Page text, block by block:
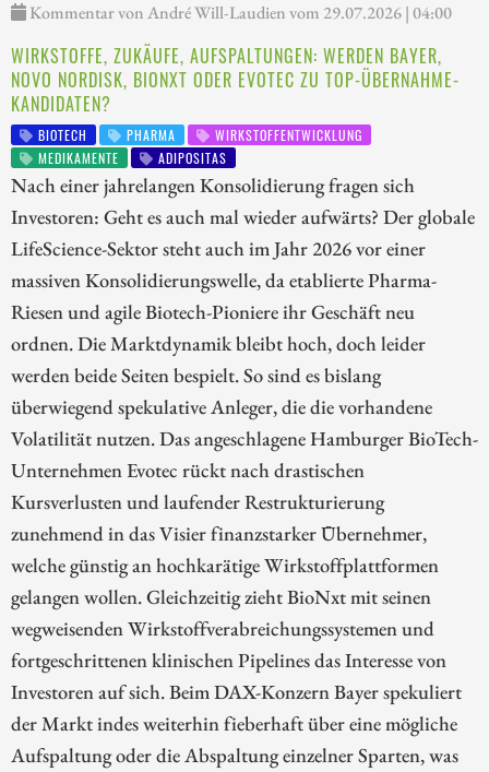
Kommentar von André Will-Laudien vom 29.07.2026 | 04:00
WIRKSTOFFE, ZUKÄUFE, AUFSPALTUNGEN: WERDEN BAYER,
NOVO NORDISK, BIONXT ODER EVOTEC ZU TOP-ÜBERNAHME-
KANDIDATEN?
BIOTECH PHARMA
WIRKSTOFFENTWICKLUNG
MEDIKAMENTE
ADIPOSITAS
Nach einer jahrelangen Konsolidierung fragen sich
Investoren: Geht es auch mal wieder aufwärts? Der globale
LifeScience-Sektor steht auch im Jahr 2026 vor einer
massiven Konsolidierungswelle, da etablierte Pharma-
Riesen und agile Biotech-Pioniere ihr Geschäft neu
ordnen. Die Marktdynamik bleibt hoch, doch leider
werden beide Seiten bespielt. So sind es bislang
überwiegend spekulative Anleger, die die vorhandene
Volatilität nutzen. Das angeschlagene Hamburger BioTech-
Unternehmen Evotec rückt nach drastischen
Kursverlusten und laufender Restrukturierung
zunehmend in das Visier finanzstarker Übernehmer,
welche günstig an hochkarätige Wirkstoffplattformen
gelangen wollen. Gleichzeitig zieht BioNxt mit seinen
wegweisenden Wirkstoffverabreichungssystemen und
fortgeschrittenen klinischen Pipelines das Interesse von
Investoren auf sich. Beim DAX-Konzern Bayer spekuliert
der Markt indes weiterhin fieberhaft über eine mögliche
Aufspaltung oder die Abspaltung einzelner Sparten, was